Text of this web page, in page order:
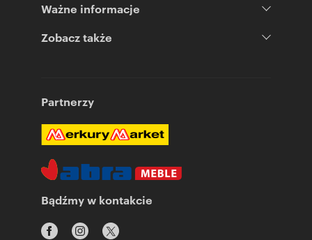
Ważne informacje
Zobacz także
Partnerzy
Bądźmy w kontakcie